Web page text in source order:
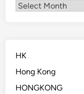
Archives
HK
Hong Kong
HONGKONG